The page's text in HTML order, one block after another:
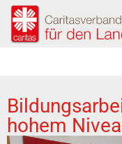
hohem